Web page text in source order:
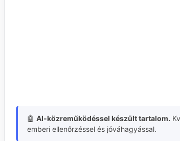
🤖 AI-közreműködéssel készült tartalom.
emberi ellenőrzéssel és jóváhagyással.